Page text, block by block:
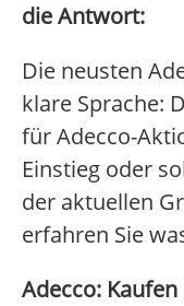
die Antwort:
Die neusten
klare Sprache:
für Adecco-
Einstieg oder
der aktuellen
erfahren Sie
Adecco: